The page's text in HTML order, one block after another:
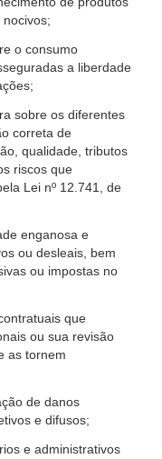
o consumo
a liberdade
sobre os diferentes
correta de
qualidade, tributos
riscos que
Lei nº 12.741, de
enganosa e
ou desleais, bem
ou impostas no
que
ou sua revisão
as tornem
de danos
e difusos;
e administrativos